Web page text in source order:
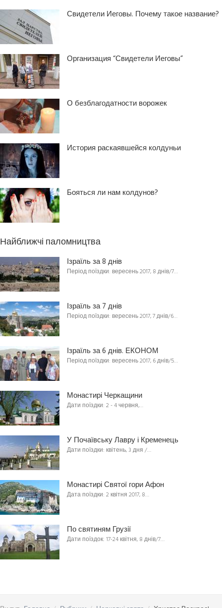
Свидетели Иеговы. Почему такое название?
Организация “Свидетели Иеговы”
О безблагодатности ворожек
История раскаявшейся колдуньи
Бояться ли нам колдунов?
Найближчі паломництва
Ізраїль за 8 днів
Період поїздки: вересень 2017, 8 днів/7…
Ізраїль за 7 днів
Період поїздки: вересень 2017, 7 днів/6…
Ізраїль за 6 днів. ЕКОНОМ
Період поїздки: вересень 2017, 6 днів/5…
Монастирі Черкащини
Дати поїздки: 2 - 4 червня,…
У Почаївську Лавру і Кременець
Дати поїздки: квітень, 3 дня /…
Монастирі Святої гори Афон
Дата поїздки: 2 квітня 2017, 8…
По святиням Грузії
Дати поїздок: 17-24 квітня, 8 днів/7…